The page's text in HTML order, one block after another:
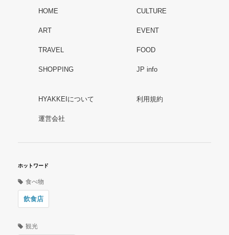
HOME CULTURE
ART EVENT
TRAVEL FOOD
SHOPPING JP info
HYAKKEIについて 利用規約
運営会社
ホットワード
食べ物
飲食店
観光